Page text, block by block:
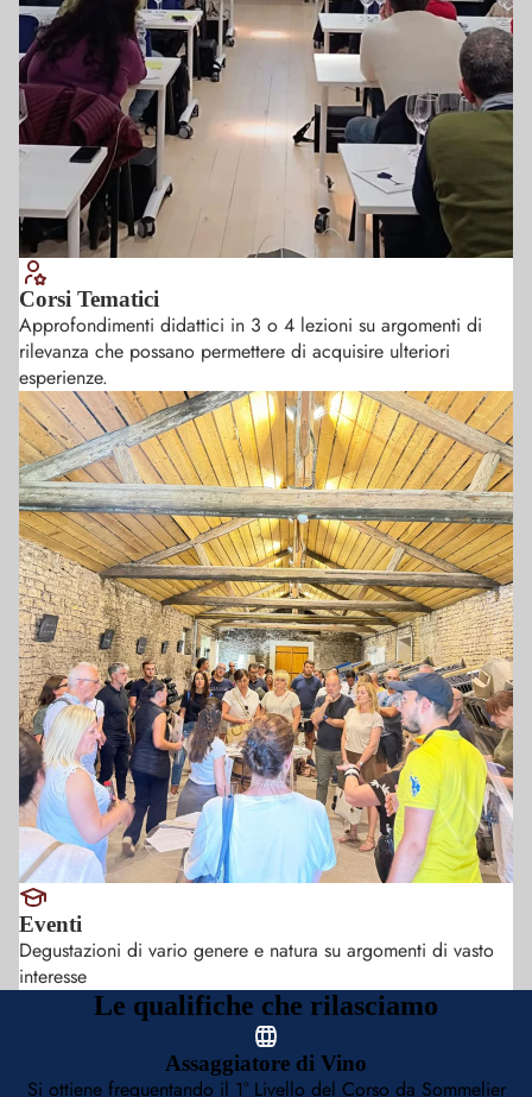
Corsi Tematici
Approfondimenti didattici in 3 o 4 lezioni su argomenti di
rilevanza che possano permettere di acquisire ulteriori
esperienze.
Eventi
Degustazioni di vario genere e natura su argomenti di vasto
interesse
Le qualifiche che rilasciamo
Assaggiatore di Vino
Si ottiene frequentando il 1° Livello del Corso da Sommelier